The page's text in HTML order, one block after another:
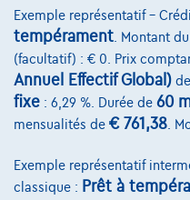
Comparer
Voir
Exemple représentatif –
tempérament . Montant
(facultatif) : € 0. Prix
Annuel Effectif Global) de
fixe : 6,29 %. Durée de 60
mensualités de € 761,38 .
Exemple représentatif
classique : Prêt à